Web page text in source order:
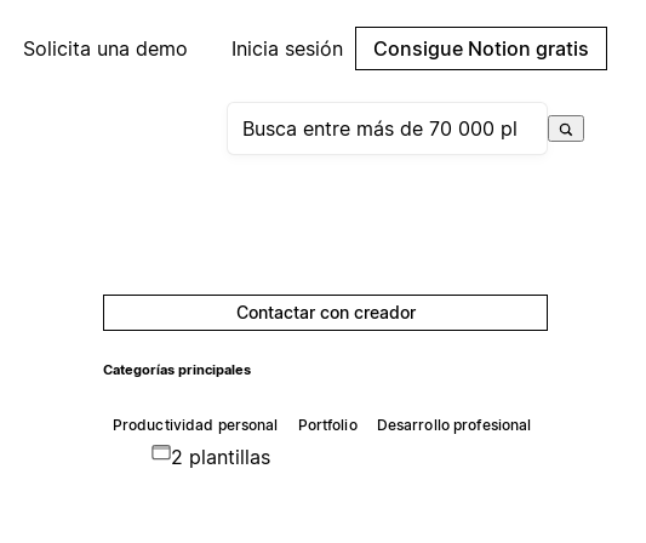
Solicita una demo Inicia sesión Consigue Notion gratis
Contactar con creador
Categorías principales
Productividad personal Portfolio Desarrollo profesional
2 plantillas